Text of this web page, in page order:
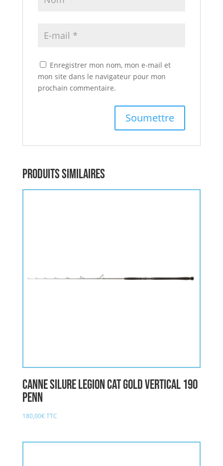
Enregistrer mon nom, mon e-mail et
mon site dans le navigateur pour mon
prochain commentaire.
Produits similaires
Canne Silure LEGION CAT GOLD Vertical 190
PENN
180,00€TTC